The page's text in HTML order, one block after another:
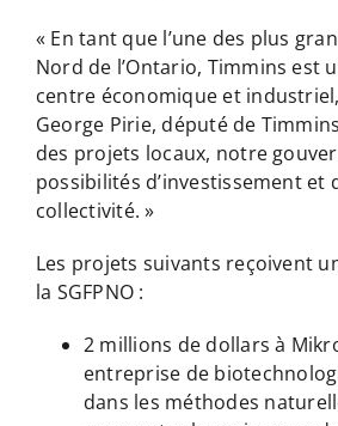
« En tant que l’une des plus
Nord de l’Ontario, Timmins est
centre économique et
George Pirie, député de
des projets locaux, notre
possibilités d’investissement et
collectivité. »
Les projets suivants reçoivent
la SGFPNO :
2 millions de dollars à
entreprise de
dans les méthodes